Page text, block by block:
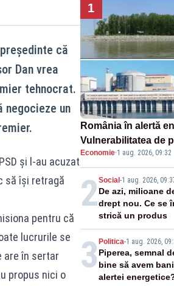
că
Dan vrea
tehnocrat.
un
și l-au acuzat
să îşi retragă
pentru că
lucrurile se
are în sertar
propus nici o
1
România în alertă
Vulnerabilitatea de
pune în pericol
cunoscută de pe
Economie·1 aug. 2026, 09:32
2Social-1 aug. 2026,
De azi, milioane
drept nou. Ce se
strică un produs
3 Politica-1 aug. 2026,
Piperea, semnal
bine să avem
alertei